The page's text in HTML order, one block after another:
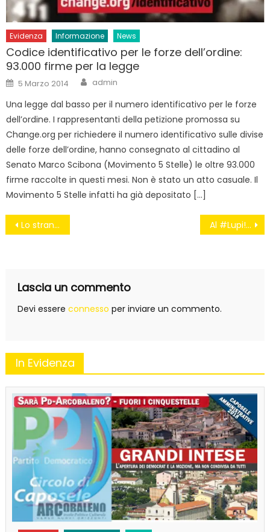
Evidenza Informazione News
Codice identificativo per le forze dell’ordine:
93.000 firme per la legge
Posted
on
5 Marzo 2014 Author
admin
Una legge dal basso per il numero identificativo per le forze
dell’ordine. I rappresentanti della petizione promossa su
Change.org per richiedere il numero identificativo sulle divise
delle forze dell’ordine, hanno consegnato al cittadino al
Senato Marco Scibona (Movimento 5 Stelle) le oltre 93.000
firme raccolte in questi mesi. Non è stato un atto casuale. Il
Movimento 5 Stelle infatti ha già depositato […]
Navigazione
Lo strano caso del PM morto a mezzanotte, di Michele Santagata Al #Lupi! Al Lupi!
Lascia un commento
Devi essere connesso per inviare un commento.
In Evidenza